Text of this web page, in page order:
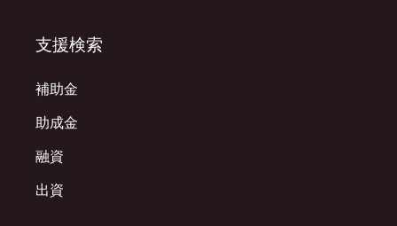
支援検索
補助金
助成金
融資
出資